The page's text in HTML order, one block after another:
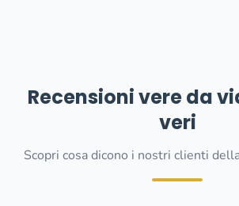
Recensioni vere da
veri
Scopri cosa dicono i nostri clienti